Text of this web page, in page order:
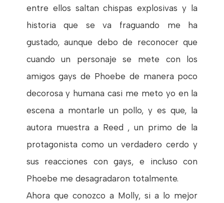
entre ellos saltan chispas explosivas y la
historia que se va fraguando me ha
gustado, aunque debo de reconocer que
cuando un personaje se mete con los
amigos gays de Phoebe de manera poco
decorosa y humana casi me meto yo en la
escena a montarle un pollo, y es que, la
autora muestra a Reed , un primo de la
protagonista como un verdadero cerdo y
sus reacciones con gays, e incluso con
Phoebe me desagradaron totalmente.
Ahora que conozco a Molly, si a lo mejor